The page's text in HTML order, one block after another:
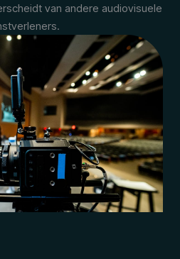
van andere audiovisuele